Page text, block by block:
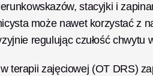
stacyjki i
może nawet korzystać z
regulując czułość chwytu
terapii zajęciowej (OT DRS)